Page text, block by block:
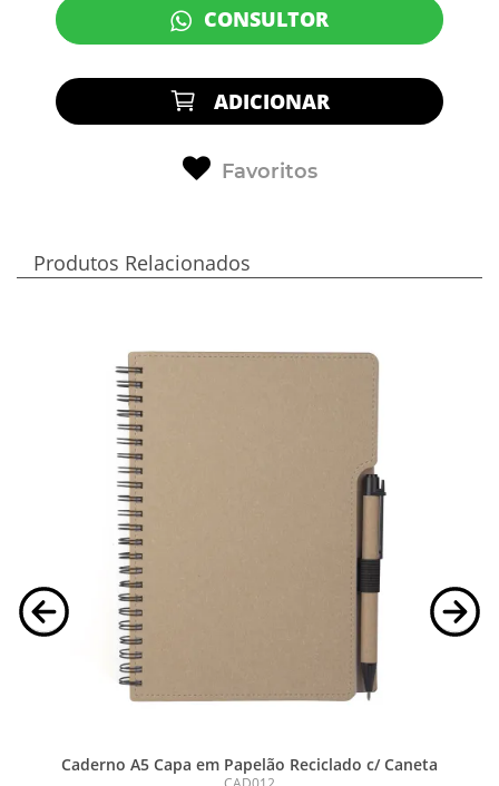
CONSULTOR
ADICIONAR
Favoritos
Produtos Relacionados
Caderno A5 Capa em Papelão Reciclado c/ Caneta